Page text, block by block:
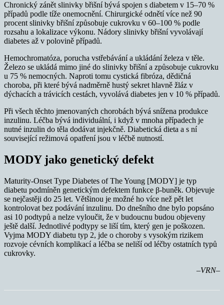
Chronický zánět slinivky břišní bývá spojen s diabetem v 15–70 %
případů podle tíže onemocnění. Chirurgické odnětí více než 90
procent slinivky břišní způsobuje cukrovku v 60–100 % podle
rozsahu a lokalizace výkonu. Nádory slinivky břišní vyvolávají
diabetes až v polovině případů.
Hemochromatóza, porucha vstřebávání a ukládání železa v těle.
Železo se ukládá mimo jiné do slinivky břišní a způsobuje cukrovku
u 75 % nemocných. Naproti tomu cystická fibróza, dědičná
choroba, při které bývá nadměrně hustý sekret hlavně žláz v
dýchacích a trávicích cestách, vyvolává diabetes jen v 10 % případů.
Při všech těchto jmenovaných chorobách bývá snížena produkce
inzulinu. Léčba bývá individuální, i když v mnoha případech je
nutné inzulin do těla dodávat injekčně. Diabetická dieta a s ní
související režimová opatření jsou v léčbě nutností.
MODY jako genetický defekt
Maturity-Onset Type Diabetes of The Young [MODY] je typ
diabetu podmíněn genetickým defektem funkce β-buněk. Objevuje
se nejčastěji do 25 let. Většinou je možné ho více než pět let
kontrolovat bez podávání inzulinu. Do dnešního dne bylo popsáno
asi 10 podtypů a nelze vyloučit, že v budoucnu budou objeveny
ještě další. Jednotlivé podtypy se liší tím, který gen je poškozen.
Vyjma MODY diabetu typ 2, jde o choroby s vysokým rizikem
rozvoje cévních komplikací a léčba se neliší od léčby ostatních typů
cukrovky.
–VRN–